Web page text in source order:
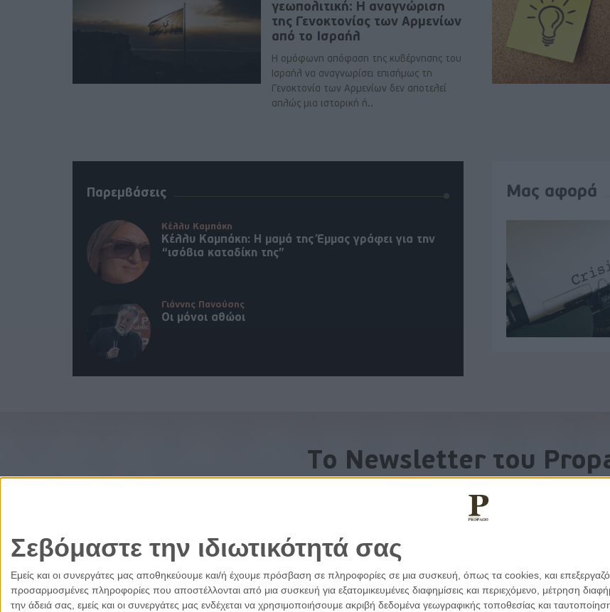
Σεβόμαστε την ιδιωτικότητά σας
Εμείς και οι συνεργάτες μας αποθηκεύουμε και/ή έχουμε πρόσβαση σε πληροφορίες σε μια συσκευή, όπως τα cookies, και
προσαρμοσμένες πληροφορίες που αποστέλλονται από μια συσκευή για εξατομικευμένες διαφημίσεις και περιεχόμενο, μέτρηση
την άδειά σας, εμείς και οι συνεργάτες μας ενδέχεται να χρησιμοποιήσουμε ακριβή δεδομένα γεωγραφικής τοποθεσίας και
γεωπολιτική: Η αναγνώριση
της Γενοκτονίας των Αρμενίων
από το Ισραήλ
Η ομόφωνη απόφαση της κυβέρνησης του
Ισραήλ να αναγνωρίσει επισήμως τη
Γενοκτονία των Αρμενίων δεν αποτελεί
απλώς μια ιστορική ή..
Παρεμβάσεις
Κέλλυ Καμπάκη
Κέλλυ Καμπάκη: Η μαμά της Έμμας γράφει για την
“ισόβια καταδίκη της”
Γιάννης Πανούσης
Οι μόνοι αθώοι
Μας αφορά
To Newsletter του
Λάβετε την ανάλυση της ημέρας στο email σας